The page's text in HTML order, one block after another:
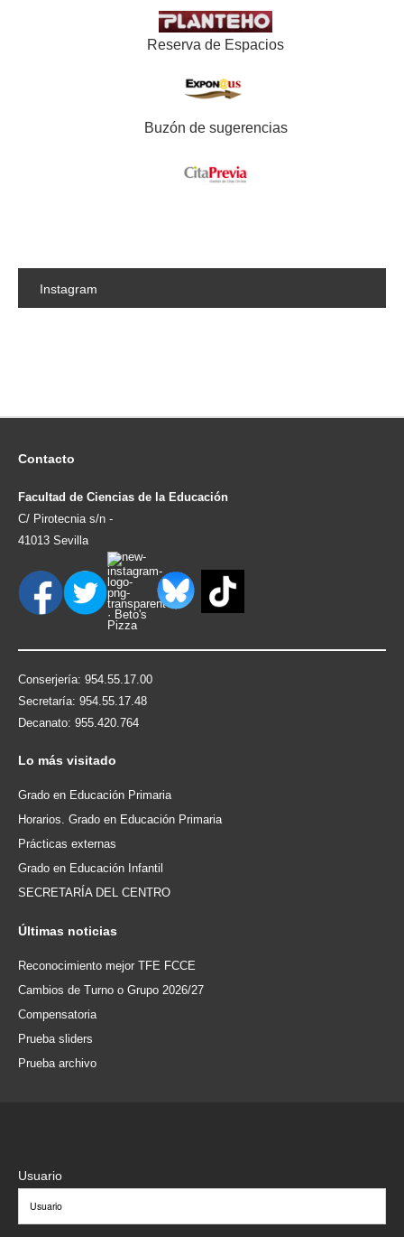
Reserva de Espacios
Buzón de sugerencias
Instagram
Contacto
Facultad de Ciencias de la Educación
C/ Pirotecnia s/n -
41013 Sevilla
Conserjería: 954.55.17.00
Secretaría: 954.55.17.48
Decanato: 955.420.764
Lo más visitado
Grado en Educación Primaria
Horarios. Grado en Educación Primaria
Prácticas externas
Grado en Educación Infantil
SECRETARÍA DEL CENTRO
Últimas noticias
Reconocimiento mejor TFE FCCE
Cambios de Turno o Grupo 2026/27
Compensatoria
Prueba sliders
Prueba archivo
Usuario